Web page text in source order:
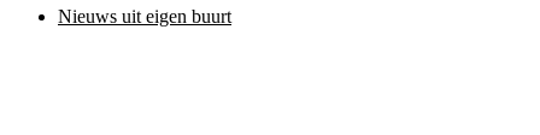
Nieuws uit eigen buurt